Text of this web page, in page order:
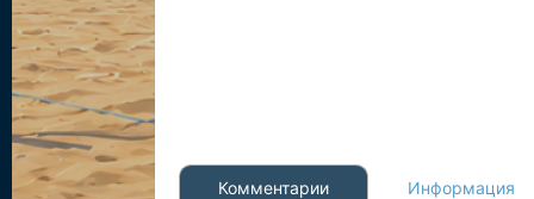
Комментарии Информация